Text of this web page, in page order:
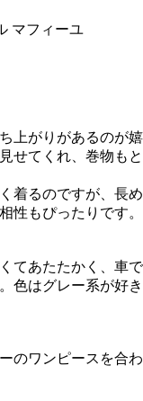
マフィーユ
上がりがあるのが嬉
せてくれ、巻物もと
着るのですが、長め
性もぴったりです。
てあたたかく、車で
色はグレー系が好き
のワンピースを合わ